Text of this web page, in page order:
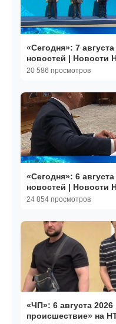
«Сегодня»: 7
новостей | Новости
20 586 просмотров
«Сегодня»: 6
новостей | Новости
24 854 просмотров
«ЧП»: 6 августа
происшествие» на